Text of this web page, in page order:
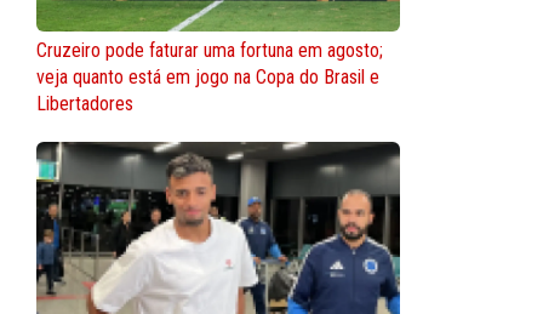
Cruzeiro pode faturar uma fortuna em agosto;
veja quanto está em jogo na Copa do Brasil e
Libertadores